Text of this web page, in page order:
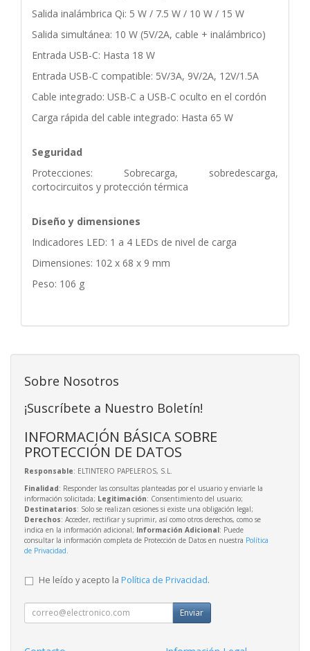
Salida inalámbrica Qi: 5 W / 7.5 W / 10 W / 15 W
Salida simultánea: 10 W (5V/2A, cable + inalámbrico)
Entrada USB-C: Hasta 18 W
Entrada USB-C compatible: 5V/3A, 9V/2A, 12V/1.5A
Cable integrado: USB-C a USB-C oculto en el cordón
Carga rápida del cable integrado: Hasta 65 W
Seguridad
Protecciones: Sobrecarga, sobredescarga,
cortocircuitos y protección térmica
Diseño y dimensiones
Indicadores LED: 1 a 4 LEDs de nivel de carga
Dimensiones: 102 x 68 x 9 mm
Peso: 106 g
Sobre Nosotros
¡Suscríbete a Nuestro Boletín!
INFORMACIÓN BÁSICA SOBRE
PROTECCIÓN DE DATOS
Responsable: ELTINTERO PAPELEROS, S.L.
Finalidad: Responder las consultas planteadas por el usuario y enviarle la
información solicitada; Legitimación: Consentimiento del usuario;
Destinatarios: Solo se realizan cesiones si existe una obligación legal;
Derechos: Acceder, rectificar y suprimir, así como otros derechos, como se
indica en la información adicional; Información Adicional: Puede
consultar la información completa de Protección de Datos en nuestra Política
de Privacidad
He leído y acepto la Política de Privacidad.
Enviar